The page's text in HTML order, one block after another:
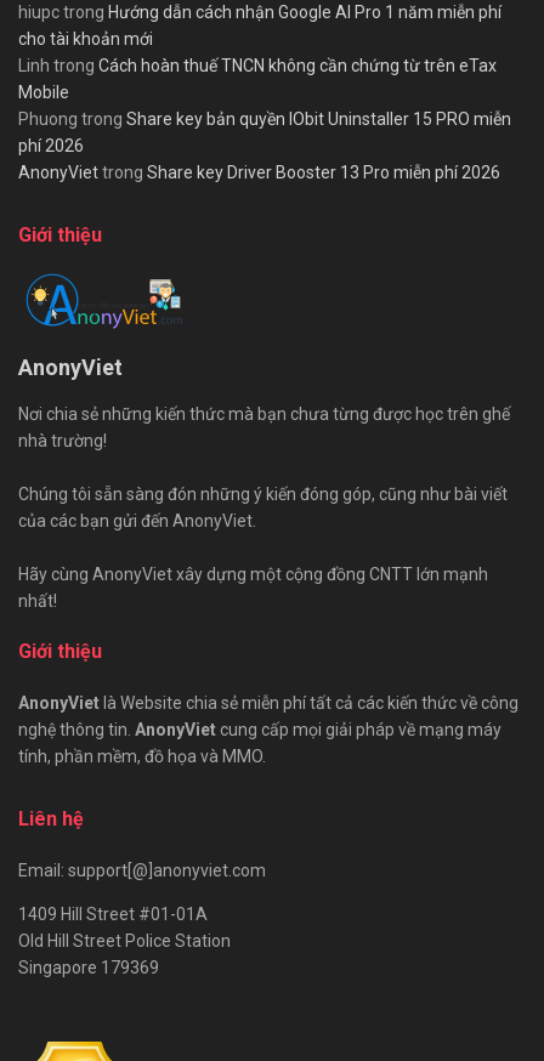
hiupctrong Hướng dẫn cách nhận Google AI Pro 1 năm miễn phí
cho tài khoản mới
Linh trong Cách hoàn thuế TNCN không cần chứng từ trên eTax
Mobile
Phuong trong Share key bản quyền IObit Uninstaller 15 PRO miễn
phí 2026
AnonyViettrong Share key Driver Booster 13 Pro miễn phí 2026
Giới thiệu
AnonyViet
Nơi chia sẻ những kiến thức mà bạn chưa từng được học trên ghế
nhà trường!
Chúng tôi sẵn sàng đón những ý kiến đóng góp, cũng như bài viết
của các bạn gửi đến AnonyViet.
Hãy cùng AnonyViet xây dựng một cộng đồng CNTT lớn mạnh
nhất!
Giới thiệu
AnonyViet là Website chia sẻ miễn phí tất cả các kiến thức về công
nghệ thông tin. AnonyViet cung cấp mọi giải pháp về mạng máy
tính, phần mềm, đồ họa và MMO.
Liên hệ
Email: support[@]anonyviet.com
1409 Hill Street #01-01A
Old Hill Street Police Station
Singapore 179369